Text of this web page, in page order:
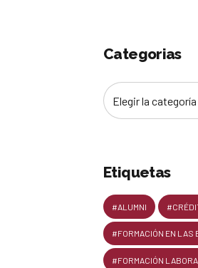
Categorias
Etiquetas
#ALUMNI
#FORMACIÓN EN LAS
#FORMACIÓN